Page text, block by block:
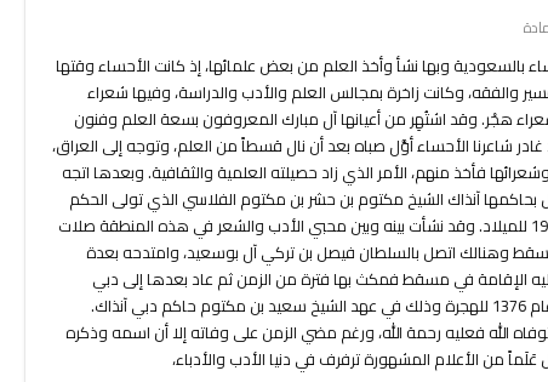
للهجرة في الأحساء بالسعودية وبها نشأ وأخذ العلم من بعض علمائها، إذ كانت الأحساء وقتها
والفقه، وكانت زاخرة بمجالس العلم والأدب والدراسة، وفيها شعراء
هجْر. وقد اشتُهِر من أعيانها آل مبارك المعروفون بسعة العلم وفنون
شاعرنا الأحساء أوَّل صباه بعد أن نال قسطاً من العلم، وتوجه إلى العراق،
فأخذ منهم، الأمر الذي زاد حصيلته العلمية والثقافية. وبعدها اتجه
بحاكمها آنذاك الشيخ مكتوم بن حشر بن مكتوم الفلاسي الذي تولى الحكم
فيها عام 1884 للميلاد وتوفي عام 1906 للميلاد. وقد نشأت بينه وبين محبي الأدب والشعر في هذه المنطقة صلات
وهنالك اتصل بالسلطان فيصل بن تركي آل بوسعيد، وامتدحه بعدة
الإقامة في مسقط فمكث بها فترة من الزمن ثم عاد بعدها إلى دبي
واستقر بها قراره وفيها وافته المنية عام 1376 للهجرة وذلك في عهد الشيخ سعيد بن مكتوم حاكم دبي آنذاك.
الله فعليه رحمة الله، ورغم مضي الزمن على وفاته إلا أن اسمه وذكره
من الأعلام المشهورة ترفرف في دنيا الأدب والأدباء،